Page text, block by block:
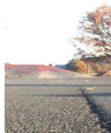
Zum Hauptinhalt
Erklärung zur